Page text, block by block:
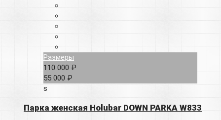
Размеры
110 000 ₽
55 000 ₽
s
Парка женская Holubar DOWN PARKA W833